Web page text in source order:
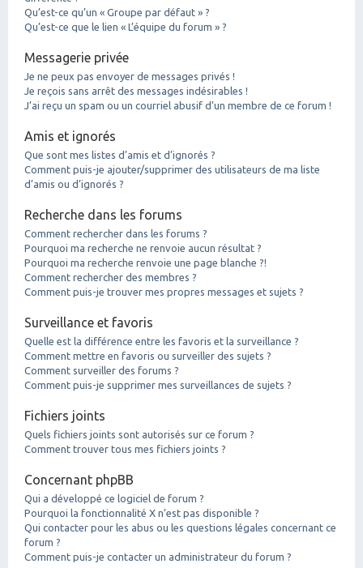
Qu’est-ce qu’un « Groupe par défaut » ?
Qu’est-ce que le lien « L’équipe du forum » ?
Messagerie privée
Je ne peux pas envoyer de messages privés !
Je reçois sans arrêt des messages indésirables !
J’ai reçu un spam ou un courriel abusif d’un membre de ce forum !
Amis et ignorés
Que sont mes listes d’amis et d’ignorés ?
Comment puis-je ajouter/supprimer des utilisateurs de ma liste
d’amis ou d’ignorés ?
Recherche dans les forums
Comment rechercher dans les forums ?
Pourquoi ma recherche ne renvoie aucun résultat ?
Pourquoi ma recherche renvoie une page blanche ?!
Comment rechercher des membres ?
Comment puis-je trouver mes propres messages et sujets ?
Surveillance et favoris
Quelle est la différence entre les favoris et la surveillance ?
Comment mettre en favoris ou surveiller des sujets ?
Comment surveiller des forums ?
Comment puis-je supprimer mes surveillances de sujets ?
Fichiers joints
Quels fichiers joints sont autorisés sur ce forum ?
Comment trouver tous mes fichiers joints ?
Concernant phpBB
Qui a développé ce logiciel de forum ?
Pourquoi la fonctionnalité X n’est pas disponible ?
Qui contacter pour les abus ou les questions légales concernant ce
forum ?
Comment puis-je contacter un administrateur du forum ?